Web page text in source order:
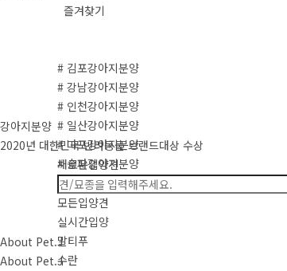
즐겨찾기
# 김포강아지분양
# 강남강아지분양
# 인천강아지분양
# 일산강아지분양
# 마포강아지분양
# 송파강아지분양
About Pet.J
About Pet.J
강아지분양
2020년 대한민국 반려동물 브랜드대상 수상
새로운입양견
새로운입양견
모든입양견
실시간입양
말티푸
수란